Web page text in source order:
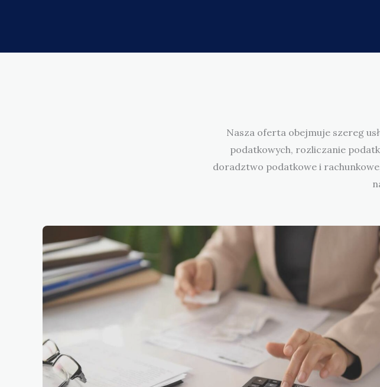
Nasza oferta obejmuje szereg
podatkowych, rozliczanie
doradztwo podatkowe i